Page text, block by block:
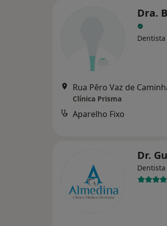
Dra.
Dentista
Rua Pêro Vaz de
Clínica Prisma
Aparelho Fixo
Dr.
Dentista